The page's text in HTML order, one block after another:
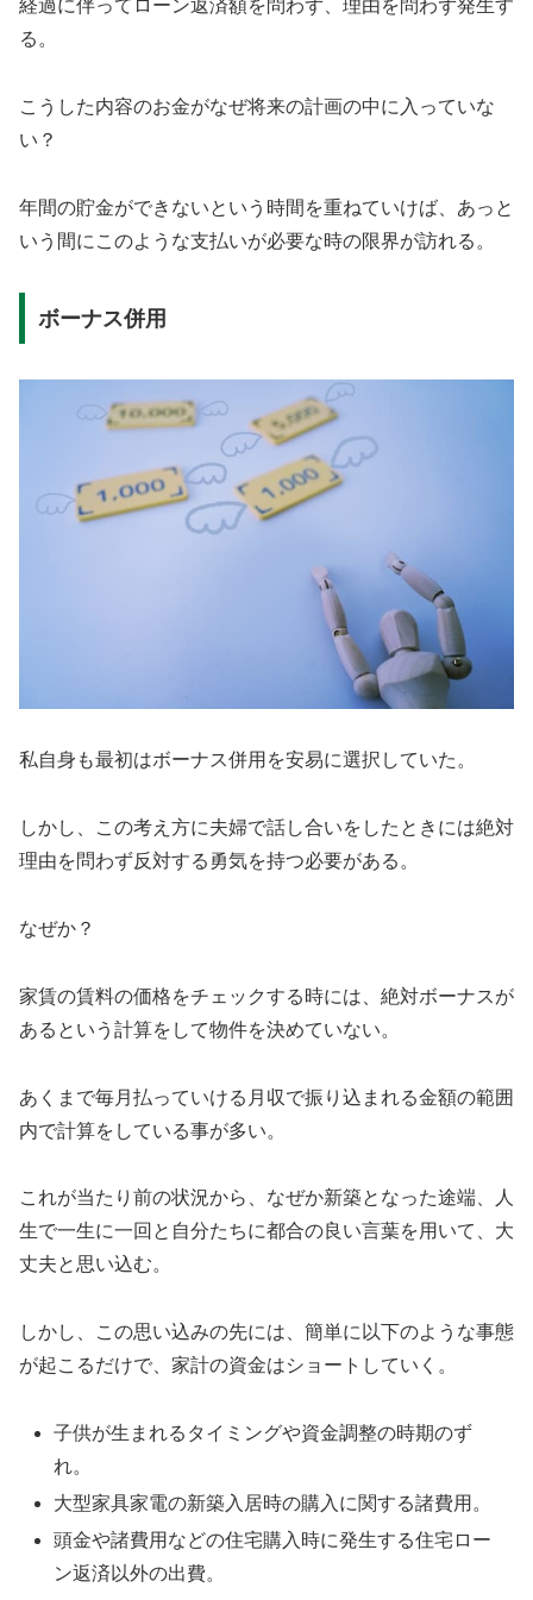
経過に伴ってローン返済額を問わず、理由を問わず発生す
る。
こうした内容のお金がなぜ将来の計画の中に入っていな
い？
年間の貯金ができないという時間を重ねていけば、あっと
いう間にこのような支払いが必要な時の限界が訪れる。
ボーナス併用
私自身も最初はボーナス併用を安易に選択していた。
しかし、この考え方に夫婦で話し合いをしたときには絶対
理由を問わず反対する勇気を持つ必要がある。
なぜか？
家賃の賃料の価格をチェックする時には、絶対ボーナスが
あるという計算をして物件を決めていない。
あくまで毎月払っていける月収で振り込まれる金額の範囲
内で計算をしている事が多い。
これが当たり前の状況から、なぜか新築となった途端、人
生で一生に一回と自分たちに都合の良い言葉を用いて、大
丈夫と思い込む。
しかし、この思い込みの先には、簡単に以下のような事態
が起こるだけで、家計の資金はショートしていく。
子供が生まれるタイミングや資金調整の時期のず
れ。
大型家具家電の新築入居時の購入に関する諸費用。
頭金や諸費用などの住宅購入時に発生する住宅ロー
ン返済以外の出費。